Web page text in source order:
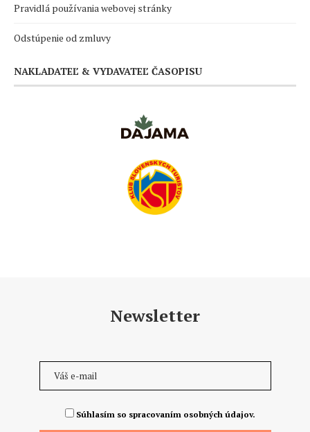
Pravidlá používania webovej stránky
Odstúpenie od zmluvy
NAKLADATEĽ & VYDAVATEĽ ČASOPISU
Newsletter
Súhlasím so spracovaním osobných údajov.